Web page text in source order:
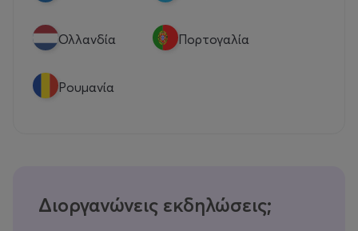
Ολλανδία Πορτογαλία
Ρουμανία
Διοργανώνεις εκδηλώσεις;